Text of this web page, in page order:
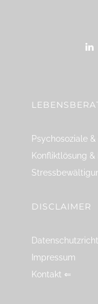
Psychosoziale
Konfliktlösung &
DISCLAIMER
Impressum
Kontakt ⇐